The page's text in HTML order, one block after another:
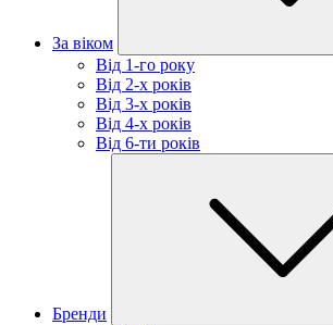
За віком
Від 1-го року
Від 2-х років
Від 3-х років
Від 4-х років
Від 6-ти років
Бренди